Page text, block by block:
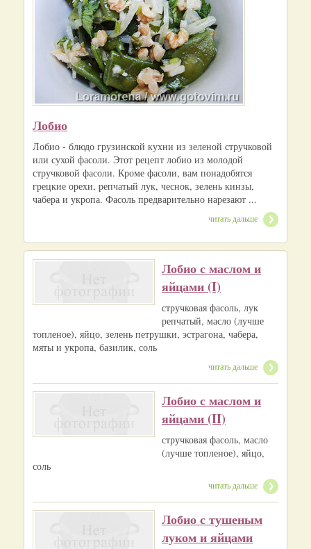
Лобио
Лобио - блюдо грузинской кухни из зеленой стручковой
или сухой фасоли. Этот рецепт лобио из молодой
стручковой фасоли. Кроме фасоли, вам понадобятся
грецкие орехи, репчатый лук, чеснок, зелень кинзы,
чабера и укропа. Фасоль предварительно нарезают ...
читать дальше
Лобио с маслом и
яйцами (I)
стручковая фасоль, лук
репчатый, масло (лучше
топленое), яйцо, зелень петрушки, эстрагона, чабера,
мяты и укропа, базилик, соль
читать дальше
Лобио с маслом и
яйцами (II)
стручковая фасоль, масло
(лучше топленое), яйцо,
соль
читать дальше
Лобио с тушеным
луком и яйцами